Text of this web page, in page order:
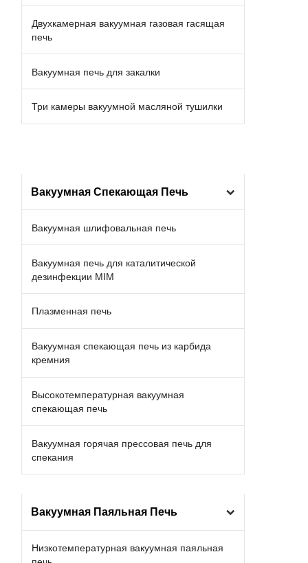
Двухкамерная вакуумная газовая гасящая
печь
Вакуумная печь для закалки
Три камеры вакуумной масляной тушилки
Вакуумная Спекающая Печь
Вакуумная шлифовальная печь
Вакуумная печь для каталитической
дезинфекции MIM
Плазменная печь
Вакуумная спекающая печь из карбида
кремния
Высокотемпературная вакуумная
спекающая печь
Вакуумная горячая прессовая печь для
спекания
Вакуумная Паяльная Печь
Низкотемпературная вакуумная паяльная